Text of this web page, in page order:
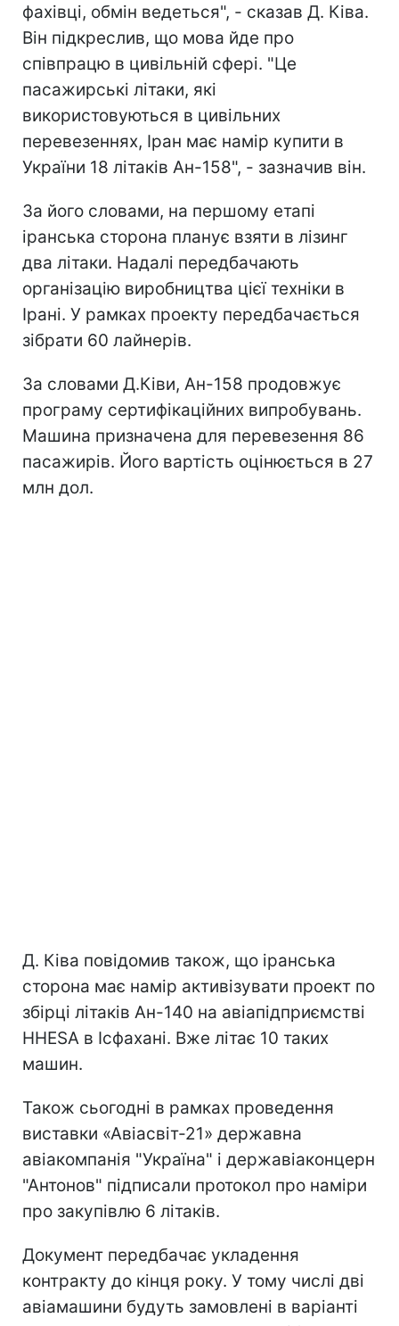
фахівці, обмін ведеться", - сказав Д. Ківа.
Він підкреслив, що мова йде про
співпрацю в цивільній сфері. "Це
пасажирські літаки, які
використовуються в цивільних
перевезеннях, Іран має намір купити в
України 18 літаків Ан-158", - зазначив він.
За його словами, на першому етапі
іранська сторона планує взяти в лізинг
два літаки. Надалі передбачають
організацію виробництва цієї техніки в
Ірані. У рамках проекту передбачається
зібрати 60 лайнерів.
За словами Д.Ківи, Ан-158 продовжує
програму сертифікаційних випробувань.
Машина призначена для перевезення 86
пасажирів. Його вартість оцінюється в 27
млн дол.
Д. Ківа повідомив також, що іранська
сторона має намір активізувати проект по
збірці літаків Ан-140 на авіапідприємстві
HHESA в Ісфахані. Вже літає 10 таких
машин.
Також сьогодні в рамках проведення
виставки «Авіасвіт-21» державна
авіакомпанія "Україна" і державіаконцерн
"Антонов" підписали протокол про наміри
про закупівлю 6 літаків.
Документ передбачає укладення
контракту до кінця року. У тому числі дві
авіамашини будуть замовлені в варіанті